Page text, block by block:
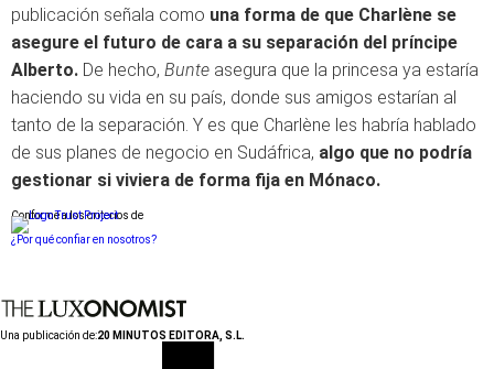
publicación señala como una forma de que Charlène se
asegure el futuro de cara a su separación del príncipe
Alberto. De hecho, Bunte asegura que la princesa ya estaría
haciendo su vida en su país, donde sus amigos estarían al
tanto de la separación. Y es que Charlène les habría hablado
de sus planes de negocio en Sudáfrica, algo que no podría
gestionar si viviera de forma fija en Mónaco.
Conforme a los criterios de
¿Por qué confiar en nosotros?
Una publicación de:20 MINUTOS EDITORA, S.L.